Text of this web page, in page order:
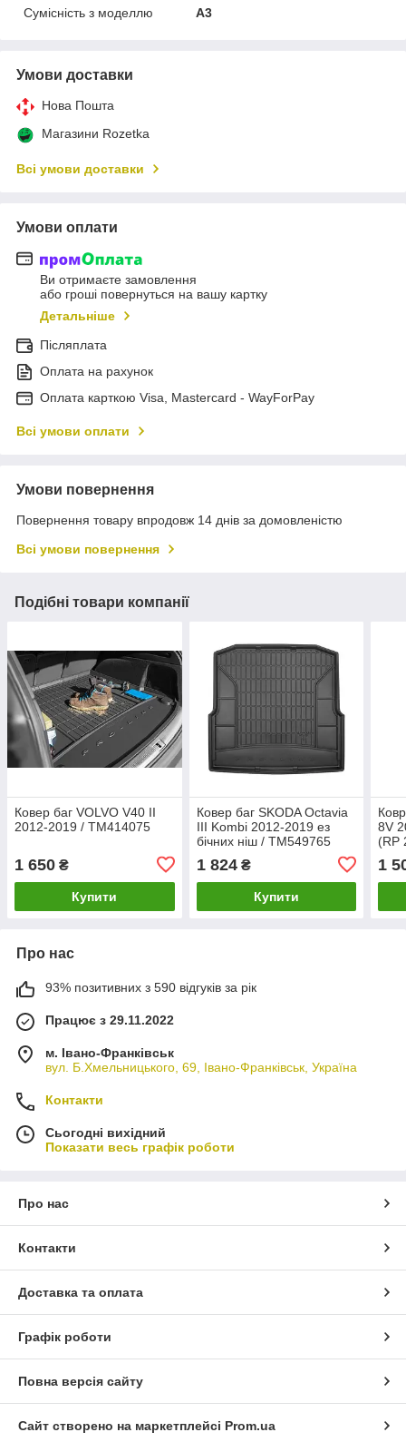
Сумісність з моделлю
A3
Умови доставки
Нова Пошта
Магазини Rozetka
Всі умови доставки
Умови оплати
Ви отримаєте замовлення
або гроші повернуться на вашу картку
Детальніше
Післяплата
Оплата на рахунок
Оплата карткою Visa, Mastercard - WayForPay
Всі умови оплати
Умови повернення
Повернення товару впродовж 14 днів за домовленістю
Всі умови повернення
Подібні товари компанії
Ковер баг VOLVO V40 II
2012-2019 / TM414075
1 650 ₴
Купити
Ковер баг SKODA Octavia
III Kombi 2012-2019 ез
бічних ніш / TM549765
1 824₴
Купити
8V
(RP
1
Про нас
93% позитивних з 590 відгуків за рік
Працює з 29.11.2022
м. Івано-Франківськ
вул. Б.Хмельницького, 69, Івано-Франківськ, Україна
Контакти
Сьогодні вихідний
Показати весь графік роботи
Про нас
Контакти
Доставка та оплата
Графік роботи
Повна версія сайту
Сайт створено на маркетплейсі Prom.ua